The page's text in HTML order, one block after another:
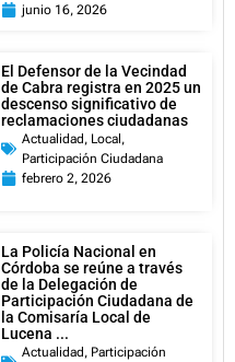
junio 16, 2026
El Defensor de la Vecindad
de Cabra registra en 2025 un
descenso significativo de
reclamaciones ciudadanas
Actualidad , Local ,
Participación Ciudadana
febrero 2, 2026
La Policía Nacional en
Córdoba se reúne a través
de la Delegación de
Participación Ciudadana de
la Comisaría Local de
Lucena ...
Actualidad , Participación